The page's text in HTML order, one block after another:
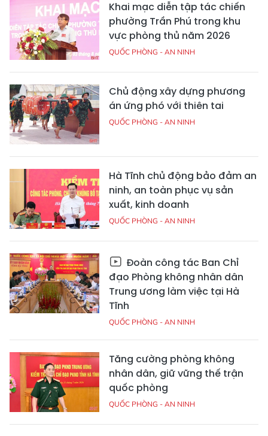
Khai mạc diễn tập tác chiến
phường Trần Phú trong khu
vực phòng thủ năm 2026
QUỐC PHÒNG - AN NINH
Chủ động xây dựng phương
án ứng phó với thiên tai
QUỐC PHÒNG - AN NINH
Hà Tĩnh chủ động bảo đảm an
ninh, an toàn phục vụ sản
xuất, kinh doanh
QUỐC PHÒNG - AN NINH
Đoàn công tác Ban Chỉ
đạo Phòng không nhân dân
Trung ương làm việc tại Hà
Tĩnh
QUỐC PHÒNG - AN NINH
Tăng cường phòng không
nhân dân, giữ vững thế trận
quốc phòng
QUỐC PHÒNG - AN NINH